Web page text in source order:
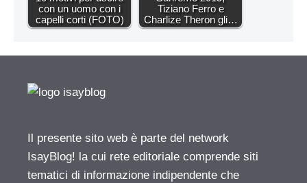
con un uomo con i
capelli corti (FOTO)
Tiziano Ferro e
Charlize Theron gli…
Il presente sito web è parte del network
IsayBlog! la cui rete editoriale comprende siti
tematici di informazione indipendente che